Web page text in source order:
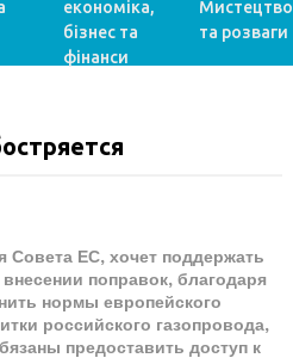
економіка,
бізнес та
фінанси
Мистецтво
та розваги
Совета ЕС, хочет поддержать
поправок, благодаря
нормы европейского
российского газопровода,
предоставить доступ к